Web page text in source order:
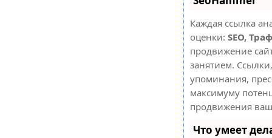
Каждая ссылка
оценки: SEO,
продвижение
занятием.
упоминания,
максимуму
продвижения
Что умеет